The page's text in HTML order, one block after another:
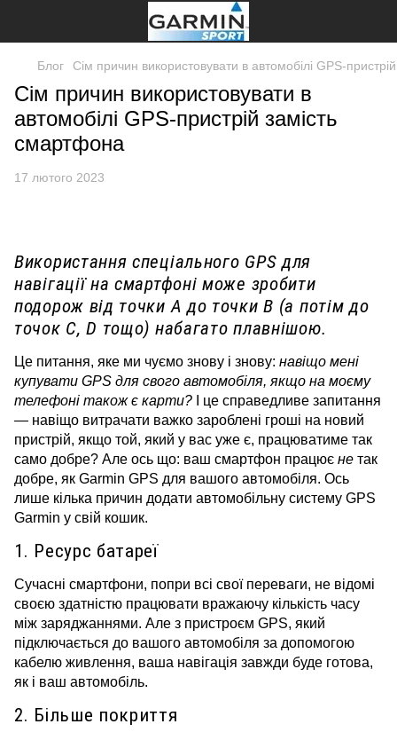
Блог Сім причин використовувати в автомобілі GPS-
Сім причин використовувати в
автомобілі GPS-пристрій замість
смартфона
17 лютого 2023
Використання спеціального GPS для
навігації на смартфоні може зробити
подорож від точки A до точки B (а потім до
точок C, D тощо) набагато плавнішою.
Це питання, яке ми чуємо знову і знову: навіщо мені
купувати GPS для свого автомобіля, якщо на моєму
телефоні також є карти?
І це справедливе запитання
— навіщо витрачати важко зароблені гроші на новий
пристрій, якщо той, який у вас уже є, працюватиме так
само добре? Але ось що: ваш смартфон працює не так
добре, як Garmin GPS для вашого автомобіля. Ось
лише кілька причин додати автомобільну систему GPS
Garmin у свій кошик.
1. Ресурс батареї
Сучасні смартфони, попри всі свої переваги, не відомі
своєю здатністю працювати вражаючу кількість часу
між заряджаннями. Але з пристроєм GPS, який
підключається до вашого автомобіля за допомогою
кабелю живлення, ваша навігація завжди буде готова,
як і ваш автомобіль.
2. Більше покриття